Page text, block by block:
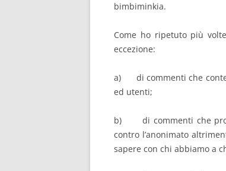
bimbiminkia.
Come ho ripetuto più
eccezione:
a) di commenti che
ed utenti;
b) di commenti che
contro l’anonimato
sapere con chi abbiamo a